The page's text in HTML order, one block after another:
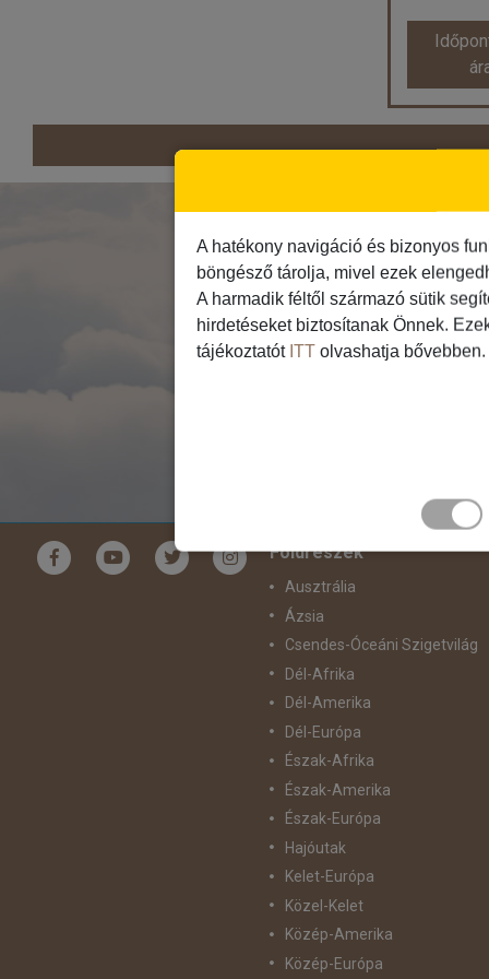
Földrészek
Ausztrália
Ázsia
Csendes-Óceáni Szigetvilág
Dél-Afrika
Dél-Amerika
Dél-Európa
Észak-Afrika
Észak-Amerika
Észak-Európa
Hajóutak
Kelet-Európa
Közel-Kelet
Közép-Amerika
Közép-Európa
A hatékony navigáció és bizonyos
böngésző tárolja, mivel ezek
A harmadik féltől származó sütik
hirdetéseket biztosítanak Önnek.
tájékoztatót ITT olvashatja bővebben.